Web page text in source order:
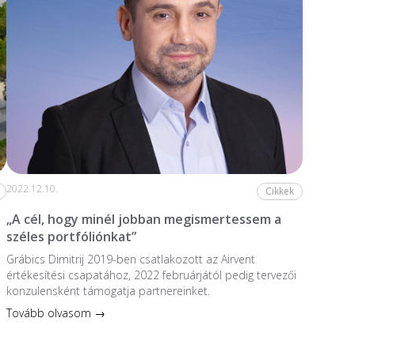
2022.12.10. Cikkek
„A cél, hogy minél jobban megismertessem a
széles portfóliónkat”
Grábics Dimitrij 2019-ben csatlakozott az Airvent
értékesítési csapatához, 2022 februárjától pedig tervezői
konzulensként támogatja partnereinket.
Tovább olvasom →